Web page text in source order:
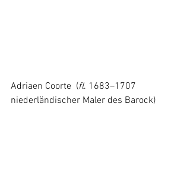
Adriaen Coorte (fl. 1683–1707
niederländischer Maler des Barock)